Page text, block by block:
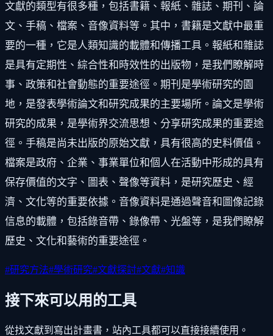
文獻的類型有很多種，包括書籍、報紙、雜誌、期刊、論
文、手稿、檔案、音像資料等。其中，書籍是文獻中最重
要的一種，它是人類知識的載體和傳播工具。報紙和雜誌
是具有定期性、綜合性和時效性的出版物，是我們瞭解時
事、政策和社會動態的重要途徑。期刊是學術研究的園
地，是發表學術論文和研究成果的主要場所。論文是學術
研究的成果，是學術界交流思想、分享研究成果的重要途
徑。手稿是尚未出版的原始文獻，具有很高的史料價值。
檔案是政府、企業、事業單位和個人在活動中形成的具有
保存價值的文字、圖表、聲像等資料，是研究歷史、經
濟、文化等的重要依據。音像資料是通過聲音和圖像記錄
信息的載體，包括錄音帶、錄像帶、光盤等，是我們瞭解
歷史、文化和藝術的重要途徑。
#研究方法#學術研究#文獻探討#文獻#知識
接下來可以用的工具
從找文獻到寫出計畫書，站內工具都可以直接接續使用。